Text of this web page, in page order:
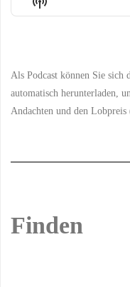
Podcast
Als Podcast können Sie
automatisch herunterladen,
Andachten und den
Finden